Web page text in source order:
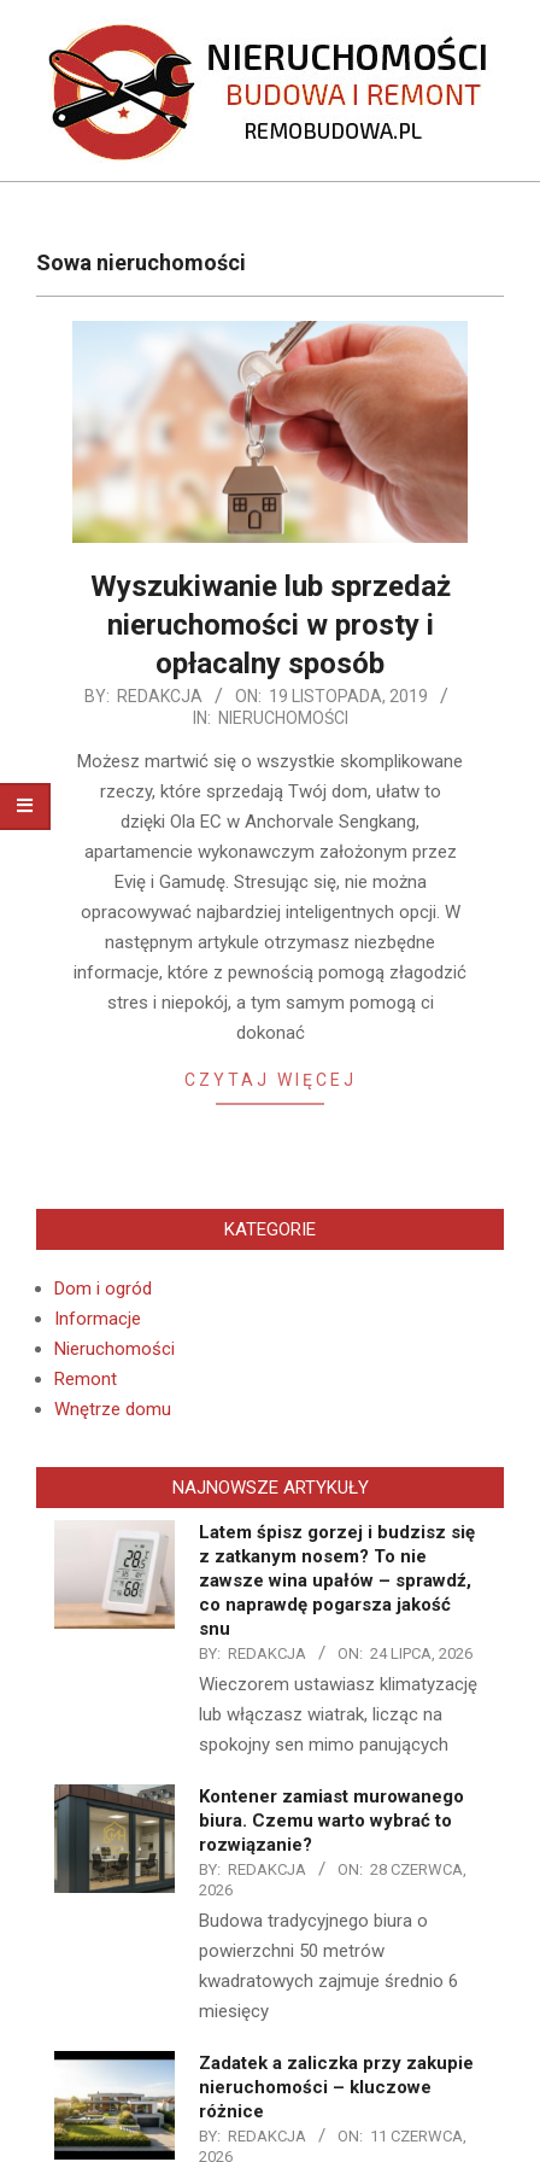
content
REMOBUDOWA.PL
NavigationSowa nieruchomości
Wyszukiwanie lub sprzedaż
nieruchomości w prosty i
opłacalny sposób
2019-
19
BY: REDAKCJA ON: 19 LISTOPADA, 2019
IN: NIERUCHOMOŚCI
Możesz martwić się o wszystkie skomplikowane
rzeczy, które sprzedają Twój dom, ułatw to
dzięki Ola EC w Anchorvale Sengkang,
apartamencie wykonawczym założonym przez
Evię i Gamudę. Stresując się, nie można
opracowywać najbardziej inteligentnych opcji. W
następnym artykule otrzymasz niezbędne
informacje, które z pewnością pomogą złagodzić
stres i niepokój, a tym samym pomogą ci
dokonać
CZYTAJ WIĘCEJ
KATEGORIE
Dom i ogród
Informacje
Nieruchomości
Remont
Wnętrze domu
NAJNOWSZE ARTYKUŁY
Latem śpisz gorzej i budzisz się
z zatkanym nosem? To nie
zawsze wina upałów – sprawdź,
co naprawdę pogarsza jakość
snu
BY: REDAKCJA ON: 24 LIPCA, 2026
Wieczorem ustawiasz klimatyzację
lub włączasz wiatrak, licząc na
spokojny sen mimo panujących
Kontener zamiast murowanego
biura. Czemu warto wybrać to
rozwiązanie?
BY: REDAKCJA ON: 28 CZERWCA,
2026
Budowa tradycyjnego biura o
powierzchni 50 metrów
kwadratowych zajmuje średnio 6
miesięcy
Zadatek a zaliczka przy zakupie
nieruchomości – kluczowe
różnice
BY: REDAKCJA ON: 11 CZERWCA,
2026